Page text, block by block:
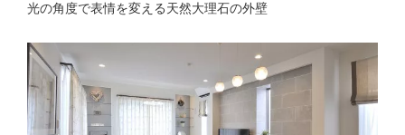
光の角度で表情を変える天然大理石の外壁